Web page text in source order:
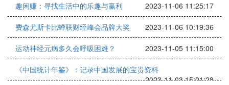
趣闲赚：寻找生活中的乐趣与赢利 2023-11-06 11:25:17
费森尤斯卡比蝉联财经峰会品牌大奖 2023-11-06 10:19:36
运动神经元病多久会呼吸困难？ 2023-11-05 11:15:00
《中国统计年鉴》：记录中国发展的宝贵资料
2023-11-03 15:01:28